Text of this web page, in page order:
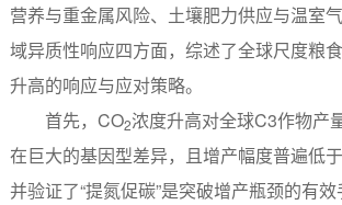
营养与重金属风险、土壤肥力供应与温室
域异质性响应四方面，综述了全球尺度粮
升高的响应与应对策略。
首先，CO2浓度升高对全球C3作物产
在巨大的基因型差异，且增产幅度普遍低
并验证了“提氮促碳”是突破增产瓶颈的有